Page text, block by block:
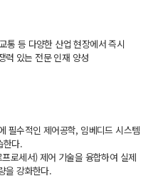
통 등 다양한 산업 현장에서 즉시
력 있는 전문 인재 양성
필수적인 제어공학, 임베디드 시스템
한다.
로세서) 제어 기술을 융합하여 실제
을 강화한다.